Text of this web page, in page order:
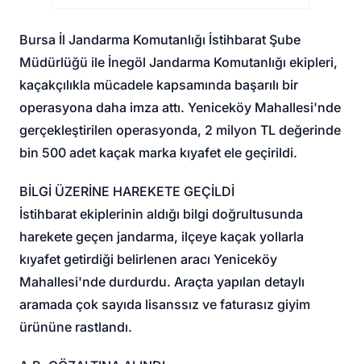
Bursa İl Jandarma Komutanlığı İstihbarat Şube
Müdürlüğü ile İnegöl Jandarma Komutanlığı ekipleri,
kaçakçılıkla mücadele kapsamında başarılı bir
operasyona daha imza attı. Yeniceköy Mahallesi'nde
gerçekleştirilen operasyonda, 2 milyon TL değerinde
bin 500 adet kaçak marka kıyafet ele geçirildi.
BİLGİ ÜZERİNE HAREKETE GEÇİLDİ
İstihbarat ekiplerinin aldığı bilgi doğrultusunda
harekete geçen jandarma, ilçeye kaçak yollarla
kıyafet getirdiği belirlenen aracı Yeniceköy
Mahallesi'nde durdurdu. Araçta yapılan detaylı
aramada çok sayıda lisanssız ve faturasız giyim
ürününe rastlandı.